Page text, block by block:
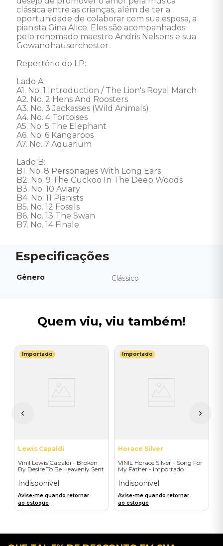
clássica entre as crianças, além de ter a
oportunidade de colaborar com sua esposa, a
pianista Gina Alice. Eles são acompanhados
pelo renomado maestro Andris Nelsons e sua
Gewandhausorchester.
Repertório do LP:
Lado A:
A1. No. 1 Introduction / The Lion's Royal March
A2. No. 2 Hens And Roosters
A3. No. 3 Jackasses (Wild Animals)
A4. No. 4 Tortoises
A5. No. 5 The Elephant
A6. No. 6 Kangaroos
A7. No. 7 Aquarium
Lado B:
B1. No. 8 Personages With Long Ears
B2. No. 9 The Cuckoo In The Deep Woods
B3. No. 10 Aviary
B4. No. 11 Pianists
B5. No. 12 Fossils
B6. No. 13 The Swan
B7. No. 14 Finale
Gênero Clássico
Quem viu, viu também!
Importado
Lewis Capaldi
Vinil Lewis Capaldi - Broken
By Desire To Be Heavenly Sent
Indisponível
Avise-me quando retornar
ao estoque
Importado
Horace Silver
VINIL Horace Silver - Song For
My Father - Importado
Indisponível
Avise-me quando retornar
ao estoque